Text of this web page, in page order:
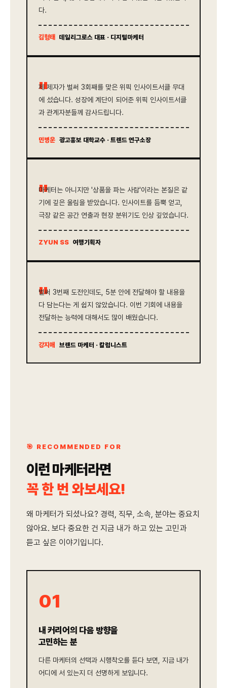
다.
김형태 데일리그로스 대표 · 디지털마케터
"
제 제자가 벌써 3회째를 맞은 위픽 인사이트서클 무대
에 섰습니다. 성장에 계단이 되어준 위픽 인사이트서클
과 관계자분들께 감사드립니다.
민병운 광고홍보 대학교수 · 트렌드 연구소장
"
마케터는 아니지만 '상품을 파는 사람'이라는 본질은 같
기에 깊은 울림을 받았습니다. 인사이트를 듬뿍 얻고,
극장 같은 공간 연출과 현장 분위기도 인상 깊었습니다.
ZYUN SS 여행기획자
"
벌써 3번째 도전인데도, 5분 안에 전달해야 할 내용을
다 담는다는 게 쉽지 않았습니다. 이번 기회에 내용을
전달하는 능력에 대해서도 많이 배웠습니다.
강지애 브랜드 마케터 · 칼럼니스트
🎯 RECOMMENDED FOR
이런 마케터라면
꼭 한 번 와보세요!
왜 마케터가 되셨나요? 경력, 직무, 소속, 분야는 중요치
않아요. 보다 중요한 건 지금 내가 하고 있는 고민과
듣고 싶은 이야기입니다.
01
내 커리어의 다음 방향을
고민하는 분
다른 마케터의 선택과 시행착오를 듣다 보면, 지금 내가
어디에 서 있는지 더 선명하게 보입니다.